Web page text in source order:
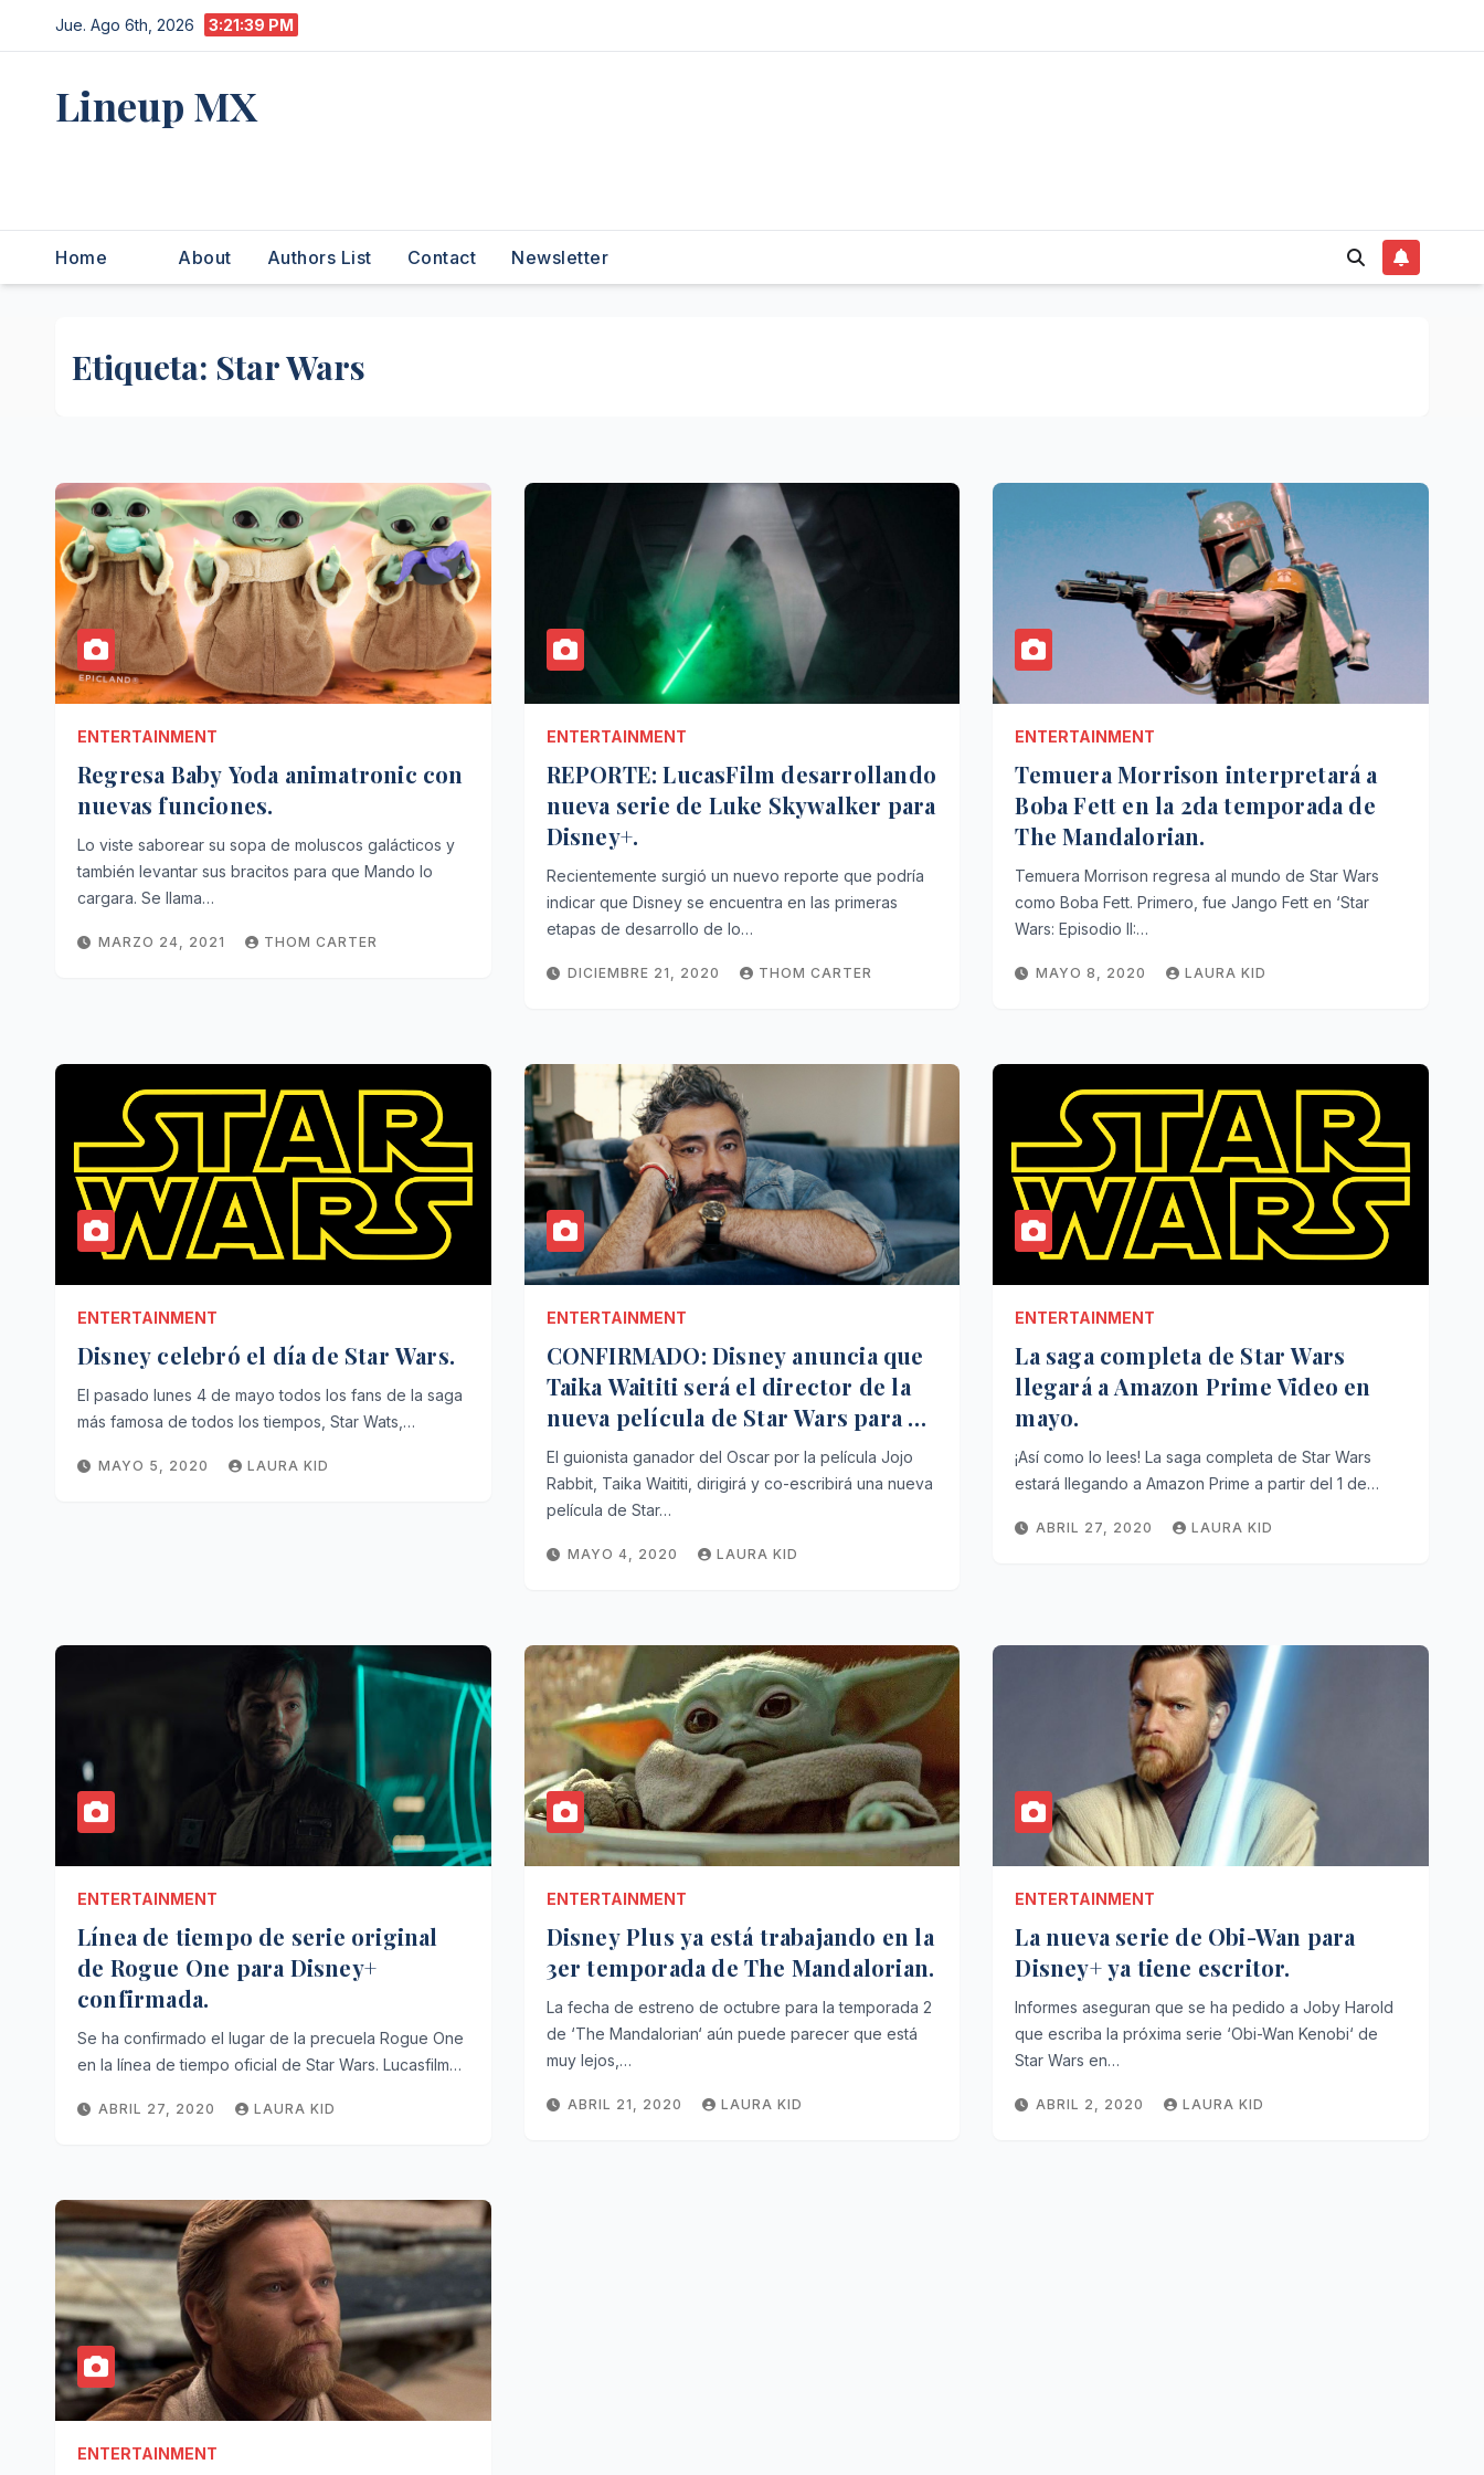
al
Jue. Ago 6th, 2026 3:21:41 PM
Lineup MX
Home About Authors List Contact Newsletter
Etiqueta: Star Wars
ENTERTAINMENT
Regresa Baby Yoda animatronic con
nuevas funciones.
Lo viste saborear su sopa de moluscos galácticos y
también levantar sus bracitos para que Mando lo
cargara. Se llama…
MARZO 24, 2021 THOM CARTER
ENTERTAINMENT
REPORTE: LucasFilm desarrollando
nueva serie de Luke Skywalker para
Disney+.
Recientemente surgió un nuevo reporte que podría
indicar que Disney se encuentra en las primeras
etapas de desarrollo de lo…
DICIEMBRE 21, 2020 THOM CARTER
ENTERTAINMENT
Temuera Morrison interpretará a
Boba Fett en la 2da temporada de
The Mandalorian.
Temuera Morrison regresa al mundo de Star Wars
como Boba Fett. Primero, fue Jango Fett en ‘Star
Wars: Episodio II:…
MAYO 8, 2020 LAURA KID
ENTERTAINMENT
Disney celebró el día de Star Wars.
El pasado lunes 4 de mayo todos los fans de la saga
más famosa de todos los tiempos, Star Wats,…
MAYO 5, 2020 LAURA KID
ENTERTAINMENT
CONFIRMADO: Disney anuncia que
Taika Waititi será el director de la
nueva película de Star Wars para el
2022.
El guionista ganador del Oscar por la película Jojo
Rabbit, Taika Waititi, dirigirá y co-escribirá una nueva
película de Star…
MAYO 4, 2020 LAURA KID
ENTERTAINMENT
La saga completa de Star Wars
llegará a Amazon Prime Video en
mayo.
¡Así como lo lees! La saga completa de Star Wars
estará llegando a Amazon Prime a partir del 1 de…
ABRIL 27, 2020 LAURA KID
ENTERTAINMENT
Línea de tiempo de serie original
de Rogue One para Disney+
confirmada.
Se ha confirmado el lugar de la precuela Rogue One
en la línea de tiempo oficial de Star Wars. Lucasfilm…
ABRIL 27, 2020 LAURA KID
ENTERTAINMENT
Disney Plus ya está trabajando en la
3er temporada de The Mandalorian.
La fecha de estreno de octubre para la temporada 2
de ‘The Mandalorian‘ aún puede parecer que está
muy lejos,…
ABRIL 21, 2020 LAURA KID
ENTERTAINMENT
La nueva serie de Obi-Wan para
Disney+ ya tiene escritor.
Informes aseguran que se ha pedido a Joby Harold
que escriba la próxima serie ‘Obi-Wan Kenobi‘ de
Star Wars en…
ABRIL 2, 2020 LAURA KID
ENTERTAINMENT